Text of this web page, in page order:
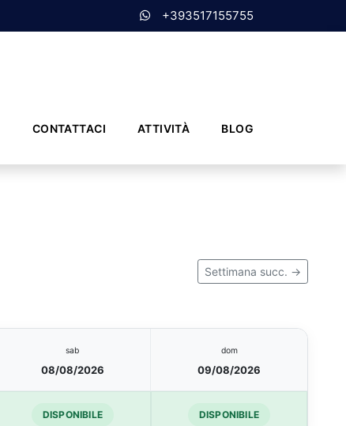
+393517155755
CONTATTACI ATTIVITÀ BLOG
Settimana succ. →
sab
08/08/2026
dom
09/08/2026
DISPONIBILE DISPONIBILE